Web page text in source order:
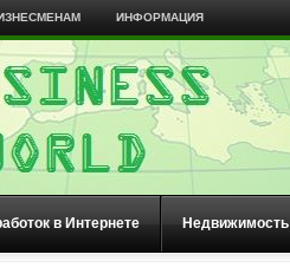
ИНФОРМАЦИЯ
в Интернете Недвижимость